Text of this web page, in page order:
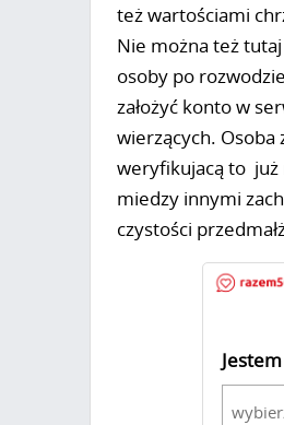
też wartościami
Nie można też
osoby po
założyć konto w
wierzących. Osoba
weryfikujacą to już
miedzy innymi
czystości
Jestem